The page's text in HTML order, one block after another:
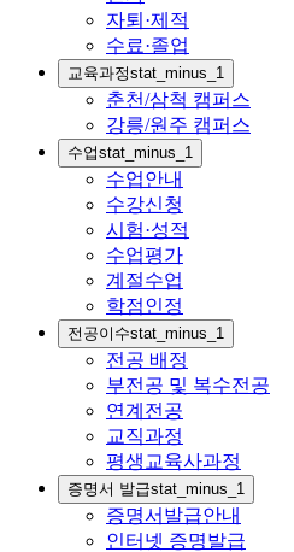
자퇴·제적
수료·졸업
교육과정stat_minus_1
춘천/삼척 캠퍼스
강릉/원주 캠퍼스
수업stat_minus_1
수업안내
수강신청
시험·성적
수업평가
계절수업
학점인정
전공이수stat_minus_1
전공 배정
부전공 및 복수전공
연계전공
교직과정
평생교육사과정
증명서 발급stat_minus_1
증명서발급안내
인터넷 증명발급